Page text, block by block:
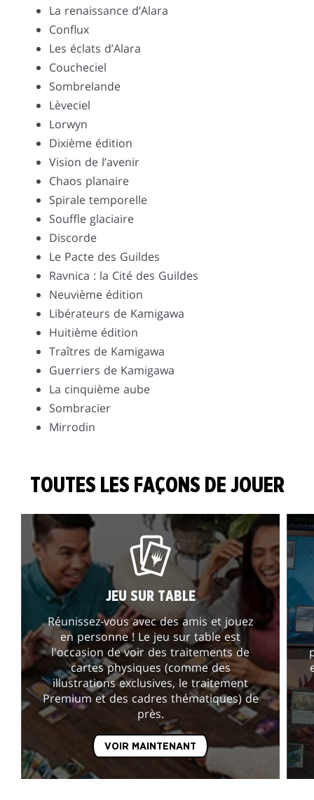
La renaissance d’Alara
Conflux
Les éclats d’Alara
Coucheciel
Sombrelande
Lèveciel
Lorwyn
Dixième édition
Vision de l’avenir
Chaos planaire
Spirale temporelle
Souffle glaciaire
Discorde
Le Pacte des Guildes
Ravnica : la Cité des Guildes
Neuvième édition
Libérateurs de Kamigawa
Huitième édition
Traîtres de Kamigawa
Guerriers de Kamigawa
La cinquième aube
Sombracier
Mirrodin
TOUTES LES FAÇONS DE JOUER
JEU SUR TABLE
Réunissez-vous avec des amis et jouez
en personne ! Le jeu sur table est
l'occasion de voir des traitements de
cartes physiques (comme des
illustrations exclusives, le traitement
Premium et des cadres thématiques) de
près.
VOIR MAINTENANT